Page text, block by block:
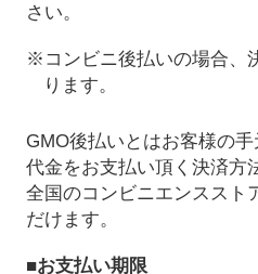
さい。
※コンビニ後払いの場合、
ります。
GMO後払いとはお客様の
代金をお支払い頂く決済方
全国のコンビニエンススト
だけます。
■お支払い期限